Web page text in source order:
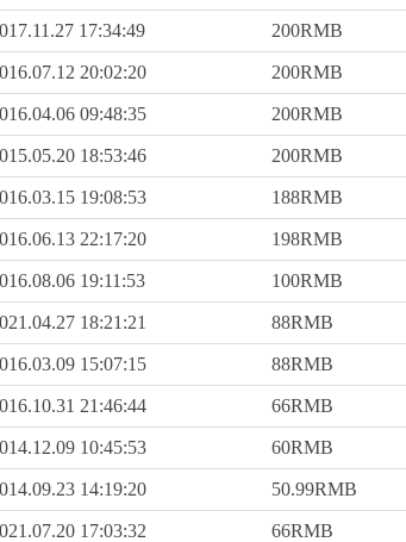
17:34:49 200RMB
20:02:20 200RMB
09:48:35 200RMB
18:53:46 200RMB
19:08:53 188RMB
22:17:20 198RMB
19:11:53 100RMB
18:21:21 88RMB
15:07:15 88RMB
21:46:44 66RMB
10:45:53 60RMB
14:19:20 50.99RMB
17:03:32 66RMB